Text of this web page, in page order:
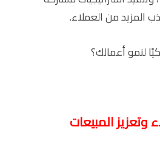
المزيد من العملاء.
لنمو أعمالك؟
وتعزيز المبيعات